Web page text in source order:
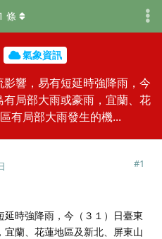
氣象資訊
影響，易有短延時強降雨，今
有局部大雨或豪雨，宜蘭、花
有局部大雨發生的機...
條
#1
時強降雨，今（３１）日臺東
蘭、花蓮地區及新北、屏東山